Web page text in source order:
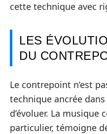
cette technique avec
LES
DU
Le contrepoint n’est
technique ancrée
d’évoluer. La musique
particulier, témoigne